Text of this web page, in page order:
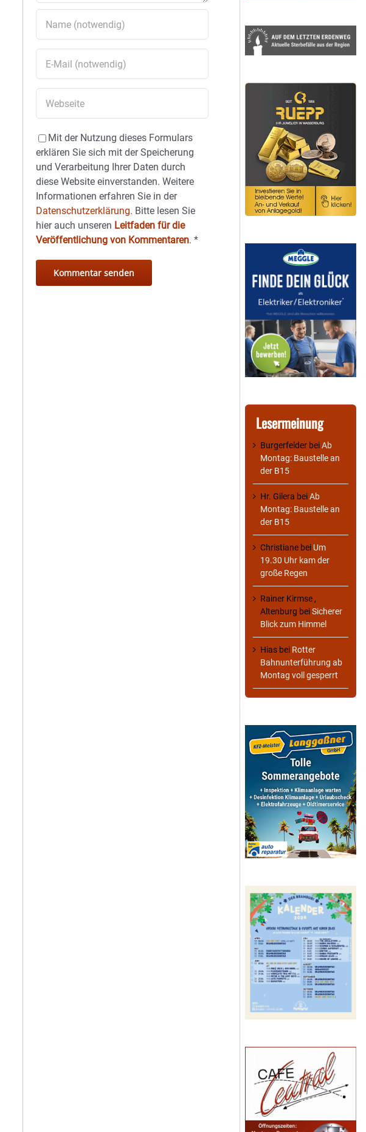
Mit der Nutzung dieses Formulars
erklären Sie sich mit der Speicherung
und Verarbeitung Ihrer Daten durch
diese Website einverstanden. Weitere
Informationen erfahren Sie in der
Datenschutzerklärung. Bitte lesen Sie
hier auch unseren Leitfaden für die
Veröffentlichung von Kommentaren.*
Lesermeinung
Burgerfelder beiAb
Montag: Baustelle an
der B15
Hr. Gilera beiAb
Montag: Baustelle an
der B15
Christiane bei Um
19.30 Uhr kam der
große Regen
Rainer Kirmse ,
Altenburg beiSicherer
Blick zum Himmel
Hias bei Rotter
Bahnunterführung ab
Montag voll gesperrt